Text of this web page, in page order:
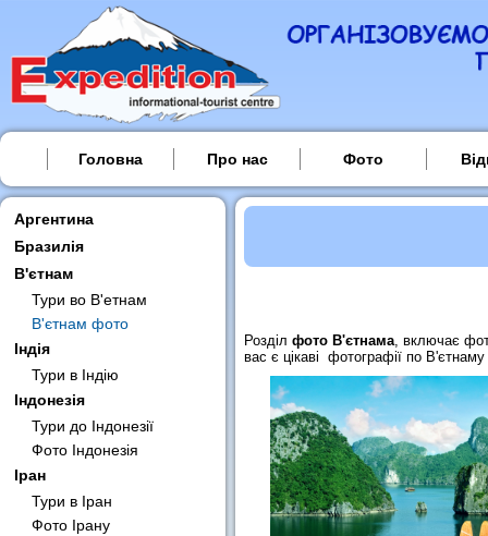
Головна Про нас Фото
Аргентина
Бразилія
В'єтнам
Тури во В'етнам
В'єтнам фото
Індія
Тури в Індію
Індонезія
Тури до Індонезії
Фото Індонезія
Іран
Тури в Іран
Фото Ірану
Розділ фото В'єтнама, включає
вас є цікаві фотографії по